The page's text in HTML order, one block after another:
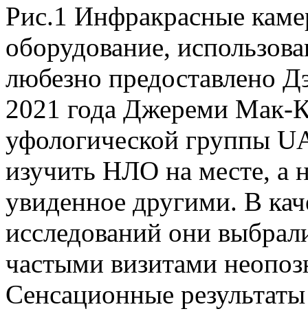
Рис.1 Инфракрасные
оборудование,
любезно предоставлено
2021 года Джереми Мак-
уфологической группы
изучить НЛО на месте, а
увиденное другими. В
исследований они
частыми визитами
Сенсационные